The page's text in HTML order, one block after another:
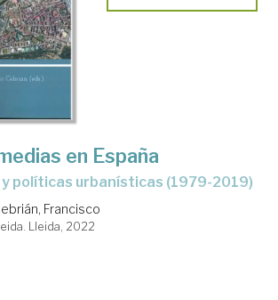
en España
y políticas urbanísticas (1979-2019)
Francisco
Lleida, 2022